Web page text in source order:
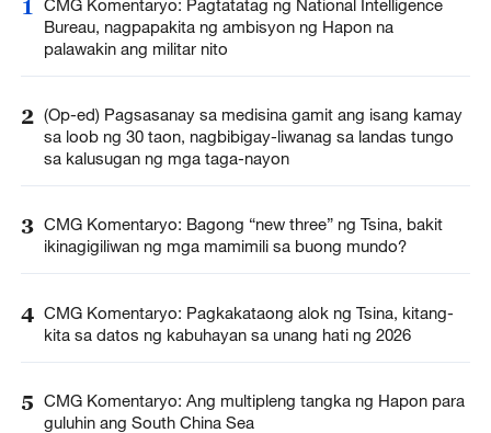
1
CMG Komentaryo: Pagtatatag ng National Intelligence
Bureau, nagpapakita ng ambisyon ng Hapon na
palawakin ang militar nito
2 (Op-ed) Pagsasanay sa medisina gamit ang isang kamay
sa loob ng 30 taon, nagbibigay-liwanag sa landas tungo
sa kalusugan ng mga taga-nayon
3 CMG Komentaryo: Bagong “new three” ng Tsina, bakit
ikinagigiliwan ng mga mamimili sa buong mundo?
4 CMG Komentaryo: Pagkakataong alok ng Tsina, kitang-
kita sa datos ng kabuhayan sa unang hati ng 2026
5 CMG Komentaryo: Ang multipleng tangka ng Hapon para
guluhin ang South China Sea